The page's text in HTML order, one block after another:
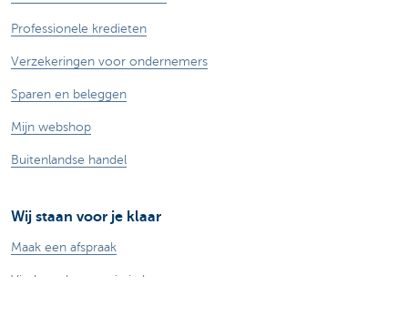
Professionele kredieten
Verzekeringen voor ondernemers
Sparen en beleggen
Mijn webshop
Buitenlandse handel
Wij staan voor je klaar
Maak een afspraak
Vind een kantoor in je buurt